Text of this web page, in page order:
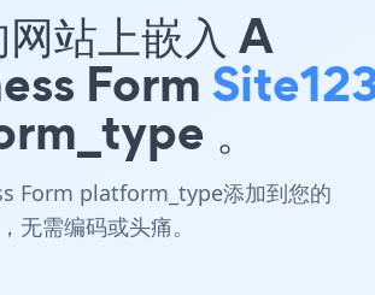
站上嵌入 A
Form
。
Form platform_type添加到您的
无需编码或头痛。